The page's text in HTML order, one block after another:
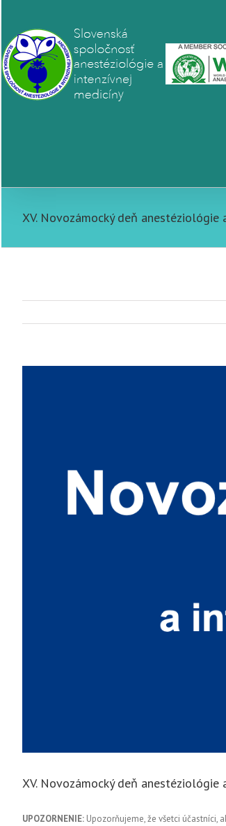
XV. Novozámocký deň
XV. Novozámocký deň
UPOZORNENIE: Upozorňujeme, že všetci účastníci,